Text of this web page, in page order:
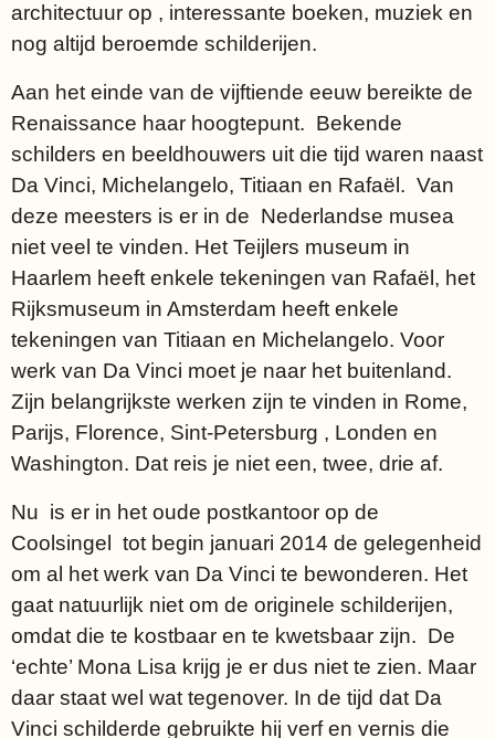
architectuur op , interessante boeken, muziek en
nog altijd beroemde schilderijen.
Aan het einde van de vijftiende eeuw bereikte de
Renaissance haar hoogtepunt. Bekende
schilders en beeldhouwers uit die tijd waren naast
Da Vinci, Michelangelo, Titiaan en Rafaël. Van
deze meesters is er in de Nederlandse musea
niet veel te vinden. Het Teijlers museum in
Haarlem heeft enkele tekeningen van Rafaël, het
Rijksmuseum in Amsterdam heeft enkele
tekeningen van Titiaan en Michelangelo. Voor
werk van Da Vinci moet je naar het buitenland.
Zijn belangrijkste werken zijn te vinden in Rome,
Parijs, Florence, Sint-Petersburg , Londen en
Washington. Dat reis je niet een, twee, drie af.
Nu is er in het oude postkantoor op de
Coolsingel tot begin januari 2014 de gelegenheid
om al het werk van Da Vinci te bewonderen. Het
gaat natuurlijk niet om de originele schilderijen,
omdat die te kostbaar en te kwetsbaar zijn. De
‘echte’ Mona Lisa krijg je er dus niet te zien. Maar
daar staat wel wat tegenover. In de tijd dat Da
Vinci schilderde gebruikte hij verf en vernis die